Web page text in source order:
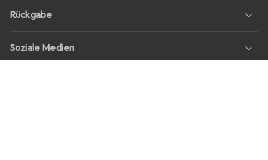
Rückgabe
Soziale Medien